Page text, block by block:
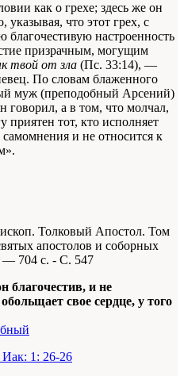
как о грехе; здесь же он
указывая, что этот грех, с
настроенность
призрачным, могущим
твой от зла (Пс. 33:14), —
По словам блаженного
муж (преподобный Арсений)
говорил, а в том, что молчал,
приятен тот, кто исполняет
самомнения и не относится к
Толковый Апостол. Том
апостолов и соборных
704 с. - С. 547
благочестив, и не
свое сердце, у того
Иак: 1: 26-26